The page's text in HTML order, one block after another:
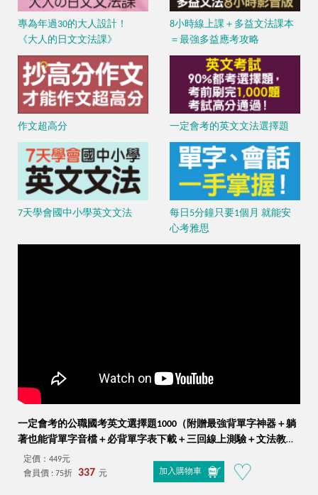
專為年過30的大人設計！
《大人的日文文法課》
8小時線上課＋多益文法課本
＝最強多益應考攻略
作文超高分 一定會考的英文文法選擇題
7天學會國中小學英文文法
每日5分鐘只要1個月 就能安
心考雅思
一定會考的公職國考英文選擇題1000（附贈最強背單字神器＋躺
著也能背單字音檔＋必背單字表下載＋三回線上測驗＋文法教學
影片＋歷屆考古題下載）
定價：449元
會員價 : 75折
337 元 加入購物車